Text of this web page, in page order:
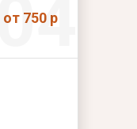
от 750 р